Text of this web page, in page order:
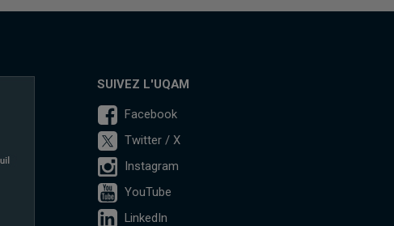
SUIVEZ L'UQAM
Facebook
Twitter / X
Instagram
YouTube
LinkedIn